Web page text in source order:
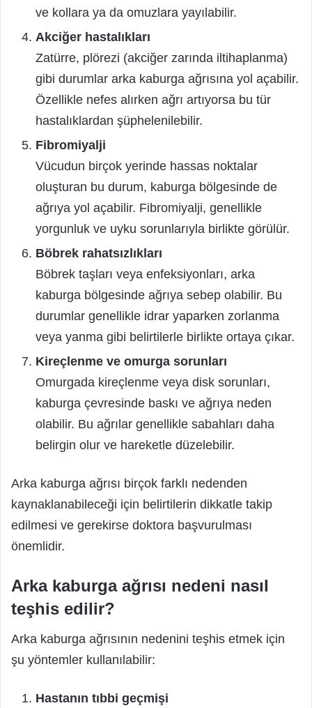
ve kollara ya da omuzlara yayılabilir.
Akciğer hastalıkları
Zatürre, plörezi (akciğer zarında iltihaplanma)
gibi durumlar arka kaburga ağrısına yol açabilir.
Özellikle nefes alırken ağrı artıyorsa bu tür
hastalıklardan şüphelenilebilir.
Fibromiyalji
Vücudun birçok yerinde hassas noktalar
oluşturan bu durum, kaburga bölgesinde de
ağrıya yol açabilir. Fibromiyalji, genellikle
yorgunluk ve uyku sorunlarıyla birlikte görülür.
Böbrek rahatsızlıkları
Böbrek taşları veya enfeksiyonları, arka
kaburga bölgesinde ağrıya sebep olabilir. Bu
durumlar genellikle idrar yaparken zorlanma
veya yanma gibi belirtilerle birlikte ortaya çıkar.
Kireçlenme ve omurga sorunları
Omurgada kireçlenme veya disk sorunları,
kaburga çevresinde baskı ve ağrıya neden
olabilir. Bu ağrılar genellikle sabahları daha
belirgin olur ve hareketle düzelebilir.
Arka kaburga ağrısı birçok farklı nedenden
kaynaklanabileceği için belirtilerin dikkatle takip
edilmesi ve gerekirse doktora başvurulması
önemlidir.
Arka kaburga ağrısı nedeni nasıl
teşhis edilir?
Arka kaburga ağrısının nedenini teşhis etmek için
şu yöntemler kullanılabilir:
Hastanın tıbbi geçmişi